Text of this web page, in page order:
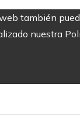
también
nuestra